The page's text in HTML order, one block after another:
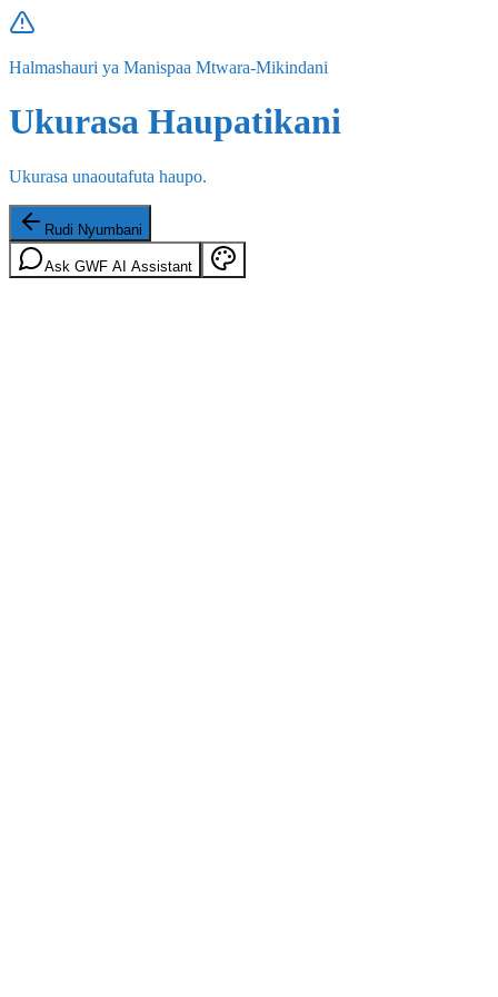
Halmashauri ya Manispaa Mtwara-Mikindani
Ukurasa Haupatikani
Ukurasa unaoutafuta haupo.
Rudi Nyumbani
Ask GWF AI Assistant